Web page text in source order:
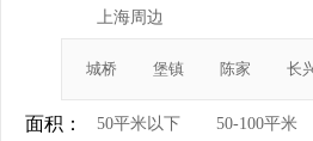
上海周边
城桥 堡镇 陈家 长
面积： 50平米以下 50-100平米